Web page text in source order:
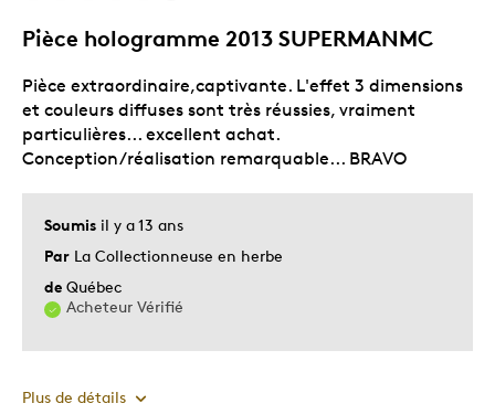
Pièce hologramme 2013 SUPERMANMC
Soumis il y a 13 ans
Par La Collectionneuse en herbe
de Québec
Acheteur Vérifié
Pièce extraordinaire,captivante. L'effet 3 dimensions
et couleurs diffuses sont très réussies, vraiment
particulières... excellent achat.
Conception/réalisation remarquable... BRAVO
Plus de détails